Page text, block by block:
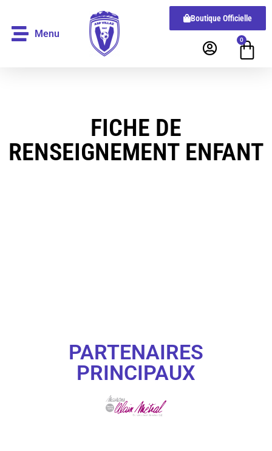
Menu
Boutique Officielle
0
FICHE DE
RENSEIGNEMENT ENFANT
PARTENAIRES
PRINCIPAUX